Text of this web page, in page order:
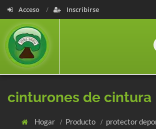
Acceso Inscribirse
cinturones de cintura
Hogar Producto
protector